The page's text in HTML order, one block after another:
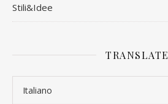
Stili&Idee
TRANSLATE